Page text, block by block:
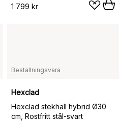
1 799 kr
Beställningsvara
Hexclad
Hexclad stekhäll hybrid Ø30
cm, Rostfritt stål-svart